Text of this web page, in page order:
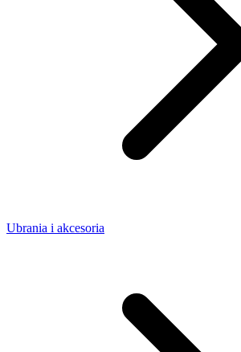
Ubrania i akcesoria